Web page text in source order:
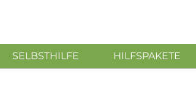
SELBSTHILFE HILFSPAKETE